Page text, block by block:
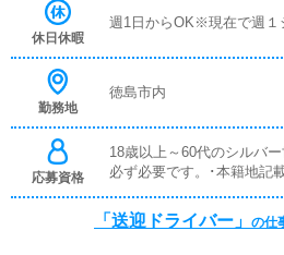
休日休暇
週1日からOK※現在で週１
勤務地
徳島市内
応募資格
18歳以上～60代のシルバ
必ず必要です。･本籍地記
「送迎ドライバー」 の仕